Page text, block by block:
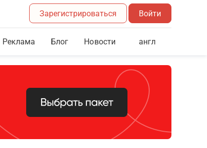
Зарегистрироваться Войти
Реклама Блог Новости англ